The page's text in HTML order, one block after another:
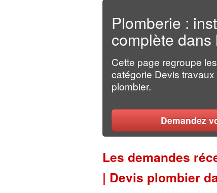
Plomberie :
complète
Cette page regroupe
catégorie Devis
plombier.
Demandez
Les demandes
| Devis plombier